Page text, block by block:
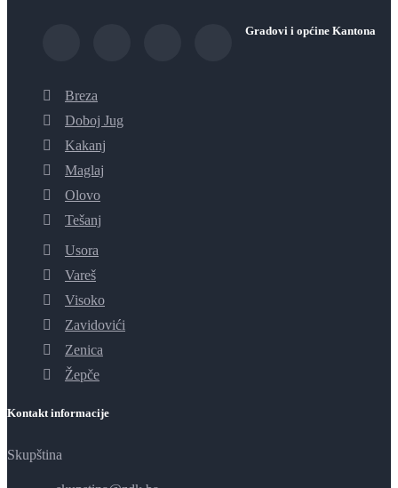
Gradovi i općine Kantona
Breza
Doboj Jug
Kakanj
Maglaj
Olovo
Tešanj
Usora
Vareš
Visoko
Zavidovići
Zenica
Žepče
Kontakt informacije
Skupština